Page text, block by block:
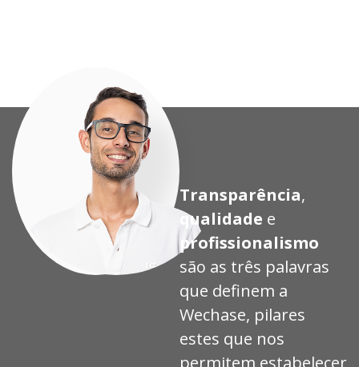
Transparência,
qualidade e
profissionalismo
são as três palavras
que definem a
Wechase, pilares
estes que nos
permitem estabelecer